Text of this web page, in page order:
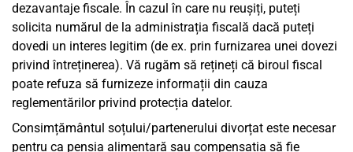
dezavantaje fiscale. În cazul în care nu reușiți, puteți
solicita numărul de la administrația fiscală dacă puteți
dovedi un interes legitim (de ex. prin furnizarea unei dovezi
privind întreținerea). Vă rugăm să rețineți că biroul fiscal
poate refuza să furnizeze informații din cauza
reglementărilor privind protecția datelor.
Consimțământul soțului/partenerului divorțat este necesar
pentru ca pensia alimentară sau compensația să fie